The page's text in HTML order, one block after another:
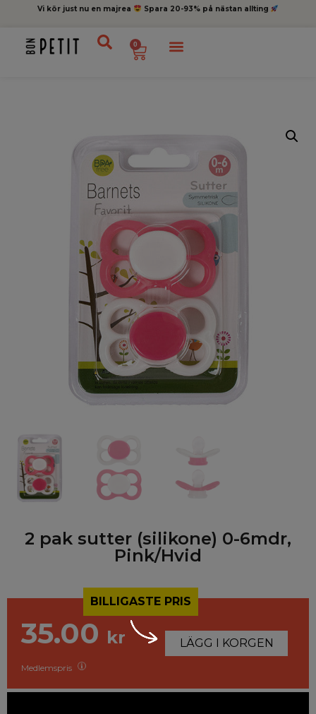
Vi kör just nu en majrea Spara 20-93% på nästan allting
0
2 pak sutter (silikone) 0-6mdr,
Pink/Hvid
BILLIGASTE PRIS
35.00 kr
Medlemspris
LÄGG I KORGEN